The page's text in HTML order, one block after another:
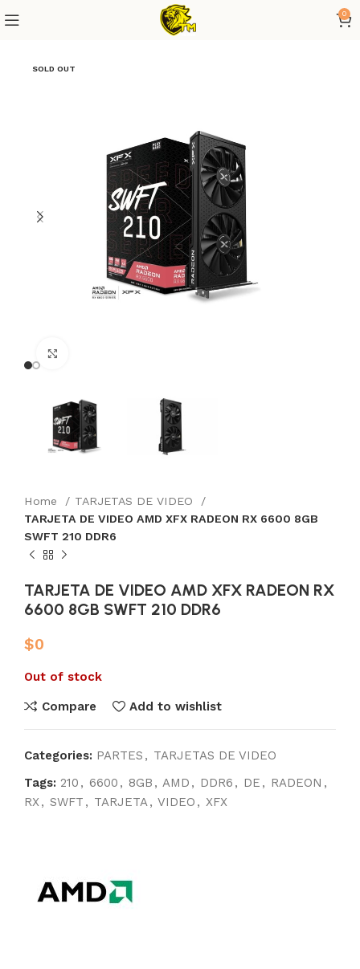
0
SOLD OUT
Home
TARJETAS DE VIDEO
TARJETA DE VIDEO AMD XFX RADEON RX 6600 8GB
SWFT 210 DDR6
TARJETA DE VIDEO AMD XFX RADEON RX
6600 8GB SWFT 210 DDR6
$0
Out of stock
Compare Add to wishlist
Categories: PARTES , TARJETAS DE VIDEO
Tags: 210 , 6600 , 8GB , AMD , DDR6 , DE , RADEON ,
RX, SWFT , TARJETA, VIDEO , XFX